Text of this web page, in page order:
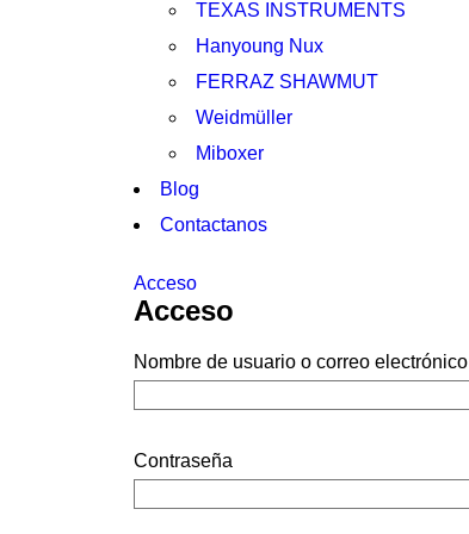
TEXAS INSTRUMENTS
Hanyoung Nux
FERRAZ SHAWMUT
Weidmüller
Miboxer
Blog
Contactanos
Acceso
Acceso
Nombre de usuario o correo electrónico
Contraseña